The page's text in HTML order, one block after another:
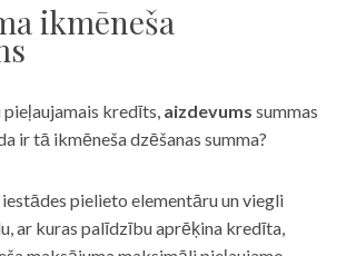
ikmēneša
kredīts, aizdevums summas
ir tā ikmēneša dzēšanas summa?
pielieto elementāru un viegli
ar kuras palīdzību aprēķina kredīta,